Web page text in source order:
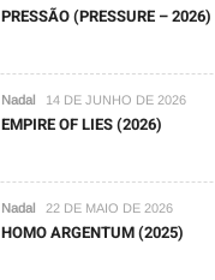
PRESSÃO (PRESSURE – 2026)
Nadal 14 DE JUNHO DE 2026
EMPIRE OF LIES (2026)
Nadal 22 DE MAIO DE 2026
HOMO ARGENTUM (2025)